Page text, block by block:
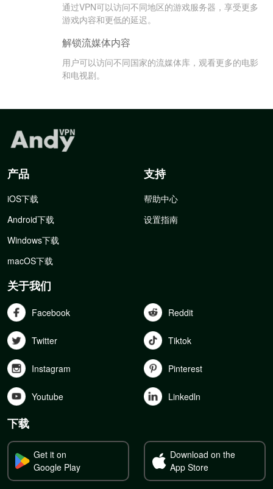
通过VPN可以访问不同地区的游戏服务器，享受更多
游戏内容和更低的延迟。
解锁流媒体内容
用户可以访问不同国家的流媒体库，观看更多的电影
和电视剧。
产品
iOS下载
Android下载
Windows下载
macOS下载
支持
帮助中心
设置指南
关于我们
Facebook Reddit
Twitter Tiktok
Instagram Pinterest
Youtube Linkedln
下载
Get it on
Google Play
Download on the
App Store